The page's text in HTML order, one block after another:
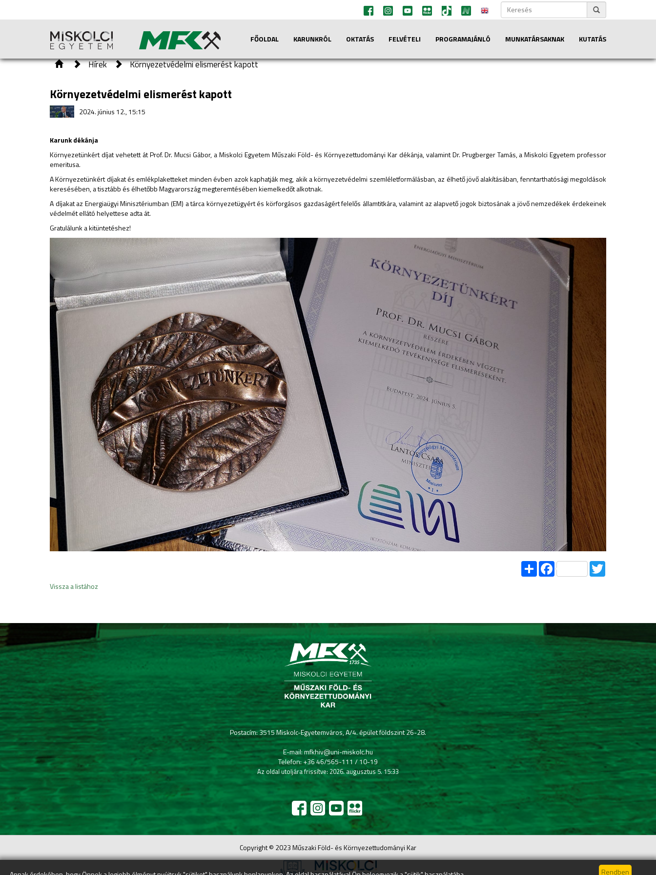
FŐOLDAL KARUNKRÓL OKTATÁS FELVÉTELI PROGRAMAJÁNLÓ MUNKATÁRSAKNAK KUTATÁS
Hírek Környezetvédelmi elismerést kapott
Környezetvédelmi elismerést kapott
2024. június 12., 15:15
Karunk dékánja
Környezetünkért díjat vehetett át Prof. Dr. Mucsi Gábor, a Miskolci Egyetem Műszaki Föld- és Környezettudományi Kar dékánja, valamint Dr. Prugberger Tamás, a Miskolci Egyetem professor
emeritusa.
A Környezetünkért díjakat és emlékplaketteket minden évben azok kaphatják meg, akik a környezetvédelmi szemléletformálásban, az élhető jövő alakításában, fenntarthatósági megoldások
keresésében, a tisztább és élhetőbb Magyarország megteremtésében kiemelkedőt alkotnak.
A díjakat az Energiaügyi Minisztériumban (EM) a tárca környezetügyért és körforgásos gazdaságért felelős államtitkára, valamint az alapvető jogok biztosának a jövő nemzedékek érdekeinek
védelmét ellátó helyettese adta át.
Gratulálunk a kitüntetéshez!
ShareFacebook
Vissza a listához
Postacím: 3515 Miskolc-Egyetemváros, A/4. épület földszint 26-28.
E-mail: mfkhiv@uni-miskolc.hu
Telefon: +36 46/565-111 / 10-19
Az oldal utoljára frissítve: 2026. augusztus 5. 15:33
Copyright © 2023 Műszaki Föld- és Környezettudományi Kar